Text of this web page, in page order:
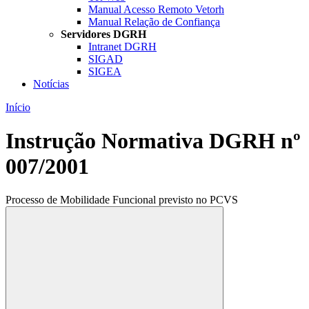
Manual Acesso Remoto Vetorh
Manual Relação de Confiança
Servidores DGRH
Intranet DGRH
SIGAD
SIGEA
Notícias
Início
Instrução Normativa DGRH nº
007/2001
Processo de Mobilidade Funcional previsto no PCVS